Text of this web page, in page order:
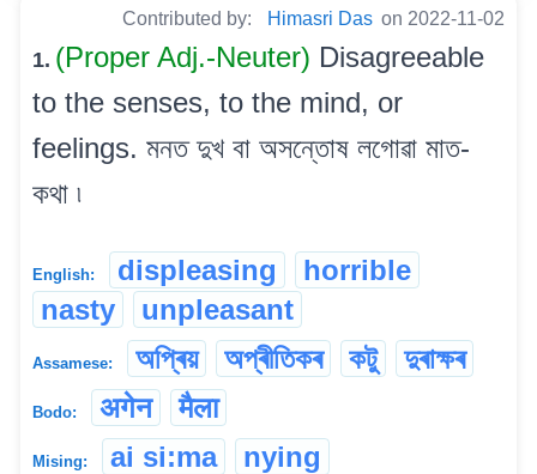
Contributed by: Himasri Das on 2022-11-02
1. (Proper Adj.-Neuter) Disagreeable
to the senses, to the mind, or
feelings. মনত দুখ বা অসন্তোষ লগোৱা মাত-
কথা ৷
English: displeasing
horrible
nasty
unpleasant
Assamese: অপ্ৰিয় অপ্ৰীতিকৰ কটু দুৰাক্ষৰ
Bodo: अगेन मैला
Mising: ai si:ma nying